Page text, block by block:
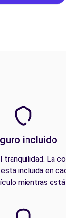
incluido
tranquilidad. La
incluida en
mientras está